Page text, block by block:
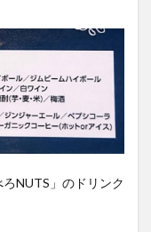
NUTS」のドリンク